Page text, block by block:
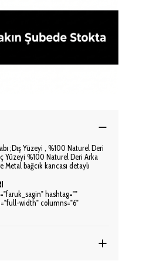
;Dış Yüzeyi , %100 Naturel Deri
Yüzeyi %100 Naturel Deri Arka
bağcık kancası detaylı
hashtag=""
width" columns="6"